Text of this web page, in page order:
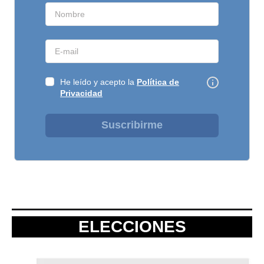
He leído y acepto la Política de
Privacidad
Suscribirme
ELECCIONES